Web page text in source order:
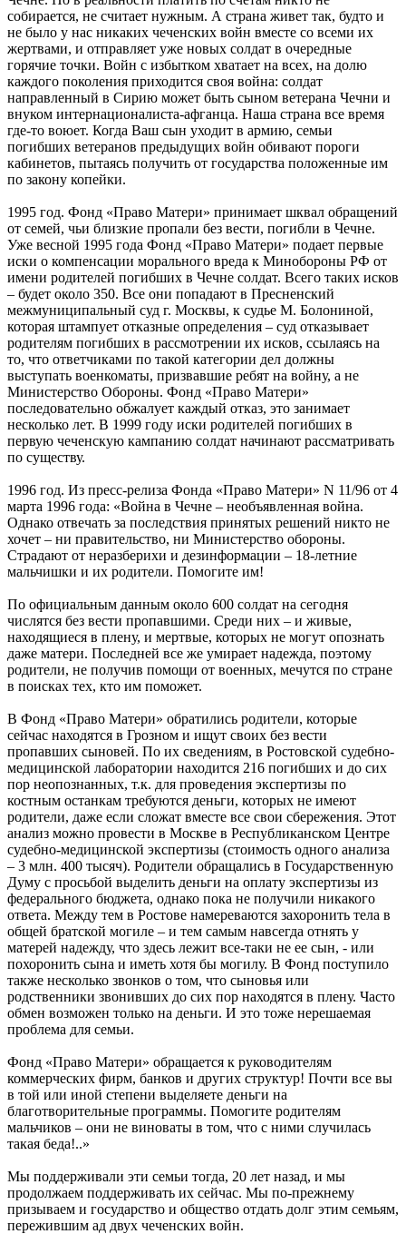
собирается, не считает нужным. А страна живет так, будто и
не было у нас никаких чеченских войн вместе со всеми их
жертвами, и отправляет уже новых солдат в очередные
горячие точки. Войн с избытком хватает на всех, на долю
каждого поколения приходится своя война: солдат
направленный в Сирию может быть сыном ветерана Чечни и
внуком интернационалиста-афганца. Наша страна все время
где-то воюет. Когда Ваш сын уходит в армию, семьи
погибших ветеранов предыдущих войн обивают пороги
кабинетов, пытаясь получить от государства положенные им
по закону копейки.
1995 год. Фонд «Право Матери» принимает шквал обращений
от семей, чьи близкие пропали без вести, погибли в Чечне.
Уже весной 1995 года Фонд «Право Матери» подает первые
иски о компенсации морального вреда к Минобороны РФ от
имени родителей погибших в Чечне солдат. Всего таких исков
– будет около 350. Все они попадают в Пресненский
межмуниципальный суд г. Москвы, к судье М. Болониной,
которая штампует отказные определения – суд отказывает
родителям погибших в рассмотрении их исков, ссылаясь на
то, что ответчиками по такой категории дел должны
выступать военкоматы, призвавшие ребят на войну, а не
Министерство Обороны. Фонд «Право Матери»
последовательно обжалует каждый отказ, это занимает
несколько лет. В 1999 году иски родителей погибших в
первую чеченскую кампанию солдат начинают рассматривать
по существу.
1996 год. Из пресс-релиза Фонда «Право Матери» N 11/96 от 4
марта 1996 года: «Война в Чечне – необъявленная война.
Однако отвечать за последствия принятых решений никто не
хочет – ни правительство, ни Министерство обороны.
Страдают от неразберихи и дезинформации – 18-летние
мальчишки и их родители. Помогите им!
По официальным данным около 600 солдат на сегодня
числятся без вести пропавшими. Среди них – и живые,
находящиеся в плену, и мертвые, которых не могут опознать
даже матери. Последней все же умирает надежда, поэтому
родители, не получив помощи от военных, мечутся по стране
в поисках тех, кто им поможет.
В Фонд «Право Матери» обратились родители, которые
сейчас находятся в Грозном и ищут своих без вести
пропавших сыновей. По их сведениям, в Ростовской судебно-
медицинской лаборатории находится 216 погибших и до сих
пор неопознанных, т.к. для проведения экспертизы по
костным останкам требуются деньги, которых не имеют
родители, даже если сложат вместе все свои сбережения. Этот
анализ можно провести в Москве в Республиканском Центре
судебно-медицинской экспертизы (стоимость одного анализа
– 3 млн. 400 тысяч). Родители обращались в Государственную
Думу с просьбой выделить деньги на оплату экспертизы из
федерального бюджета, однако пока не получили никакого
ответа. Между тем в Ростове намереваются захоронить тела в
общей братской могиле – и тем самым навсегда отнять у
матерей надежду, что здесь лежит все-таки не ее сын, - или
похоронить сына и иметь хотя бы могилу. В Фонд поступило
также несколько звонков о том, что сыновья или
родственники звонивших до сих пор находятся в плену. Часто
обмен возможен только на деньги. И это тоже нерешаемая
проблема для семьи.
Фонд «Право Матери» обращается к руководителям
коммерческих фирм, банков и других структур! Почти все вы
в той или иной степени выделяете деньги на
благотворительные программы. Помогите родителям
мальчиков – они не виноваты в том, что с ними случилась
такая беда!..»
Мы поддерживали эти семьи тогда, 20 лет назад, и мы
продолжаем поддерживать их сейчас. Мы по-прежнему
призываем и государство и общество отдать долг этим семьям,
пережившим ад двух чеченских войн.